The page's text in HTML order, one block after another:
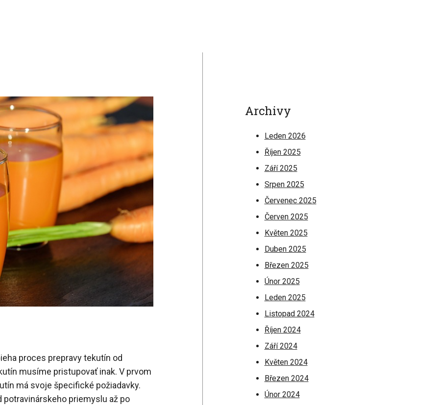
proces prepravy tekutín od
musíme pristupovať inak. V prvom
má svoje špecifické požiadavky.
priemyslu až po
Archivy
Leden 2026
Říjen 2025
Září 2025
Srpen 2025
Červenec 2025
Červen 2025
Květen 2025
Duben 2025
Březen 2025
Únor 2025
Leden 2025
Listopad 2024
Říjen 2024
Září 2024
Květen 2024
Březen 2024
Únor 2024